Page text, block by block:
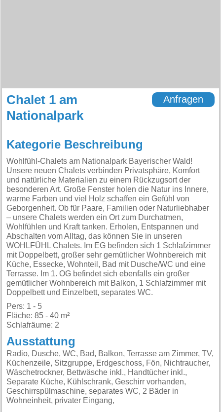
Chalet 1 am
Nationalpark
Anfragen
Kategorie Beschreibung
Wohlfühl-Chalets am Nationalpark Bayerischer Wald!
Unsere neuen Chalets verbinden Privatsphäre, Komfort
und natürliche Materialien zu einem Rückzugsort der
besonderen Art. Große Fenster holen die Natur ins Innere,
warme Farben und viel Holz schaffen ein Gefühl von
Geborgenheit. Ob für Paare, Familien oder Naturliebhaber
– unsere Chalets werden ein Ort zum Durchatmen,
Wohlfühlen und Kraft tanken. Erholen, Entspannen und
Abschalten vom Alltag, das können Sie in unseren
WOHLFÜHL Chalets. Im EG befinden sich 1 Schlafzimmer
mit Doppelbett, großer sehr gemütlicher Wohnbereich mit
Küche, Essecke, Wohnteil, Bad mit Dusche/WC und eine
Terrasse. Im 1. OG befindet sich ebenfalls ein großer
gemütlicher Wohnbereich mit Balkon, 1 Schlafzimmer mit
Doppelbett und Einzelbett, separates WC.
Pers: 1 - 5
Fläche: 85 - 40 m²
Schlafräume: 2
Ausstattung
Radio, Dusche, WC, Bad, Balkon, Terrasse am Zimmer, TV,
Küchenzeile, Sitzgruppe, Erdgeschoss, Fön, Nichtraucher,
Wäschetrockner, Bettwäsche inkl., Handtücher inkl.,
Separate Küche, Kühlschrank, Geschirr vorhanden,
Geschirrspülmaschine, separates WC, 2 Bäder in
Wohneinheit, privater Eingang,